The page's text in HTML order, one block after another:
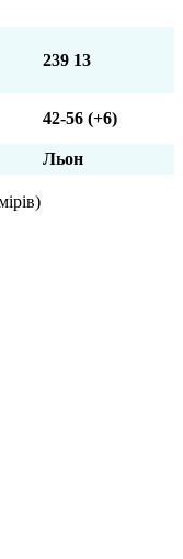
239 13
42-56 (+6)
Льон